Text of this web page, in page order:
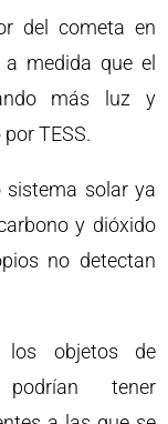
del cometa en
medida que el
más luz y
TESS.
sistema solar ya
y dióxido
no detectan
los objetos de
tener